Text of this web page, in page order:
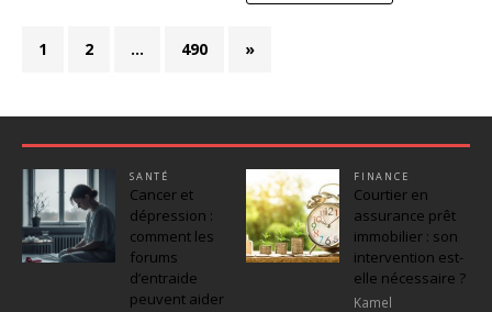
1 2 … 490 »
SANTÉ
Cancer et
dépression :
comment les
forums
d’entraide
peuvent aider
FINANCE
Courtier en
assurance prêt
immobilier : son
intervention est-
elle nécessaire ?
Kamel